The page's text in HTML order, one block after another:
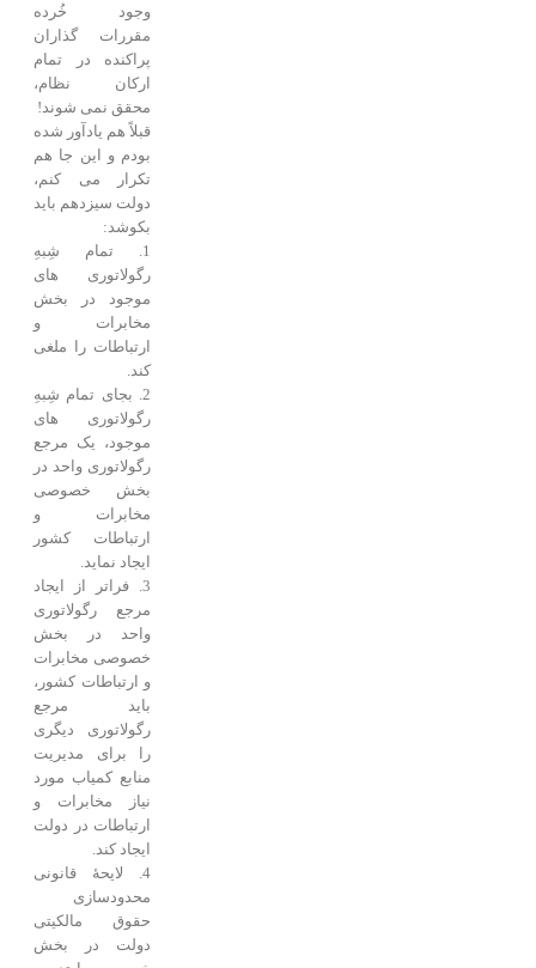
وجود خُرده
مقررات گذاران
پراکنده در تمام
ارکان نظام،
محقق نمی شوند!
قبلاً هم یادآور شده
بودم و این جا هم
تکرار می کنم،
دولت سیزدهم باید
بکوشد:
1. تمام شِبهِ
رگولاتوری های
موجود در بخش
مخابرات و
ارتباطات را ملغی
کند.
2. بجای تمام شِبهِ
رگولاتوری های
موجود، یک مرجع
رگولاتوری واحد در
بخش خصوصی
مخابرات و
ارتباطات کشور
ایجاد نماید.
3. فراتر از ایجاد
مرجع رگولاتوری
واحد در بخش
خصوصی مخابرات
و ارتباطات کشور،
باید مرجع
رگولاتوری دیگری
را برای مدیریت
منابع کمیاب مورد
نیاز مخابرات و
ارتباطات در دولت
ایجاد کند.
4. لایحۀ قانونی
محدودسازی
حقوق مالکیتی
دولت در بخش